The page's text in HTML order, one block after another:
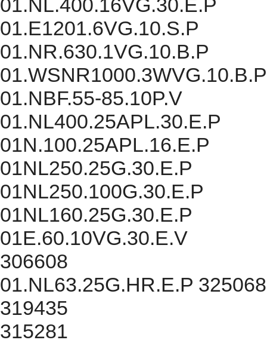
01.NL.400.16VG.30.E.P
01.E1201.6VG.10.S.P
01.NR.630.1VG.10.B.P
01.WSNR1000.3WVG.10.B.P
01.NBF.55-85.10P.V
01.NL400.25APL.30.E.P
01N.100.25APL.16.E.P
01NL250.25G.30.E.P
01NL250.100G.30.E.P
01NL160.25G.30.E.P
01E.60.10VG.30.E.V
306608
01.NL63.25G.HR.E.P 325068
319435
315281